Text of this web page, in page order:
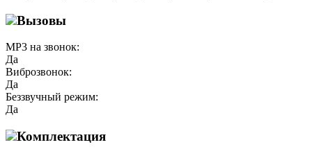
Вызовы
MP3 на звонок:
Да
Виброзвонок:
Да
Беззвучный режим:
Да
Комплектация